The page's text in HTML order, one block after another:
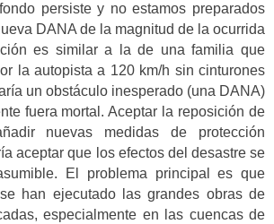
persiste y no estamos preparados
DANA de la magnitud de la ocurrida
es similar a la de una familia que
la autopista a 120 km/h sin cinturones
un obstáculo inesperado (una DANA)
fuera mortal. Aceptar la reposición de
nuevas medidas de protección
aceptar que los efectos del desastre se
El problema principal es que
han ejecutado las grandes obras de
especialmente en las cuencas de